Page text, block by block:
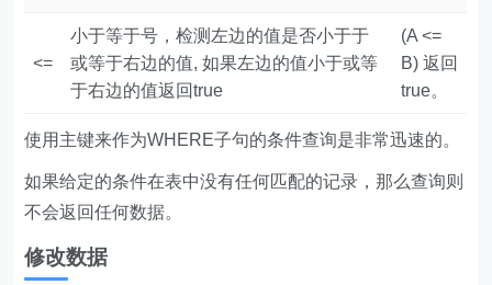
<=
小于等于号，检测左边的值是否小于于
或等于右边的值, 如果左边的值小于或等
于右边的值返回true
(A <=
B) 返回
true。
使用主键来作为WHERE子句的条件查询是非常迅速的。
如果给定的条件在表中没有任何匹配的记录，那么查询则
不会返回任何数据。
修改数据